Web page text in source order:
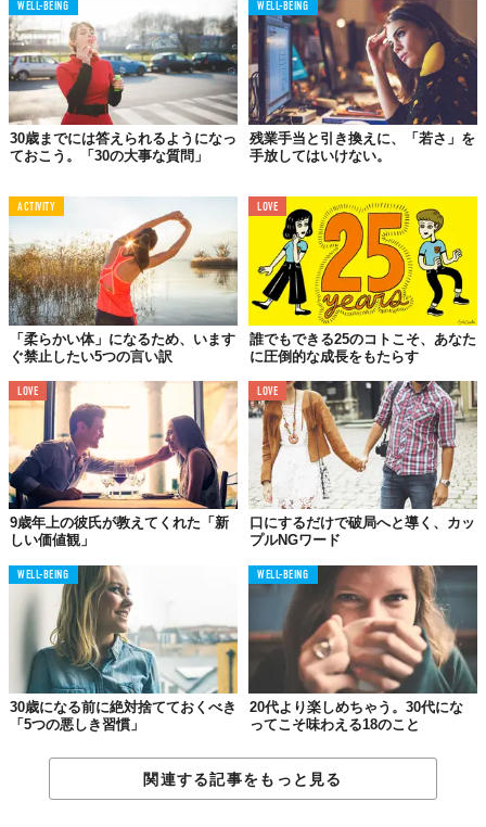
冗談でもこのセリフはタブー。がっついてないアピールをしたい
のかもしれないけれど、「感じが悪い人」と誤解されてしまいま
す。
彼氏がいないことをからかわれても、ムキにならずに受け流し
て、働きすぎている時間を見直したほうが有益では？口に出す前
にもう一度考え直してみて。自分の言葉で自分の首をしめてませ
んか？
04.
元カレがねぇ〜
仮に完璧に吹っ切れたわけじゃなくても、1年前に別れた彼氏のこ
とを「まだ引きずっている」と自分で認めてはいけません。彼は
あなたの元には戻らないし、すでに新しい恋をしているかもしれ
ない。
口に出してしまうほど執着は酷くなっていくものです。四六時中
元カレのInstagramをチェックしたり、2人の思い出の曲を永遠に
はない」、そう言い聞かせるほうが自分のため。
もちろん、ふとした時に思い出してしまうのは仕方がない。だけ
ど引きずっている限り、新しい恋は降ってはきません。忘れるた
めに、とにかく今より前へ。
今はひとりでいたい
WELL-BEING
30歳までには答えられるようになっ
ておこう。「30の大事な質問」
WELL-BEING
残業手当と引き換えに、「若さ」を
手放してはいけない。
ACTIVITY
「柔らかい体」になるため、います
ぐ禁止したい5つの言い訳
LOVE
誰でもできる25のコトこそ、あなた
に圧倒的な成長をもたらす
LOVE
9歳年上の彼氏が教えてくれた「新
しい価値観」
LOVE
口にするだけで破局へと導く、カッ
プルNGワード
WELL-BEING
30歳になる前に絶対捨てておくべき
「5つの悪しき習慣」
WELL-BEING
20代より楽しめちゃう。30代にな
ってこそ味わえる18のこと
関連する記事をもっと見る